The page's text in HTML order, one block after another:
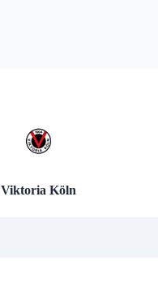
Viktoria Köln